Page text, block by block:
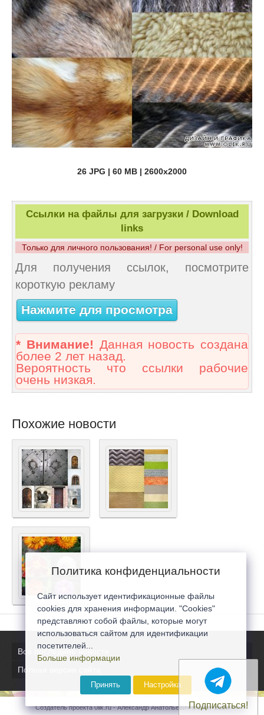
26 JPG | 60 MB | 2600x2000
Ссылки на файлы для загрузки / Download
links
Только для личного пользования! / For personal use only!
Для получения ссылок, посмотрите
короткую рекламу
Нажмите для просмотра
* Внимание! Данная новость создана
более 2 лет назад.
Вероятность что ссылки рабочие
очень низкая.
Похожие новости
Все последние новости
Полная версия сайта
Создатель проекта 0lik.ru - Александр Анатольевич © 2007-2026
Подписаться!
Политика конфиденциальности
Сайт использует идентификационные файлы
cookies для хранения информации. "Cookies"
представляют собой файлы, которые могут
использоваться сайтом для идентификации
посетителей...
Больше информации
Принять Настройка